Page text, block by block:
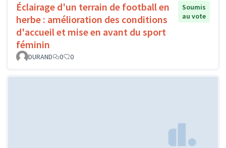
Éclairage d'un terrain de football en
herbe : amélioration des conditions
d'accueil et mise en avant du sport
féminin
Soumis
au vote
DURAND 0 0